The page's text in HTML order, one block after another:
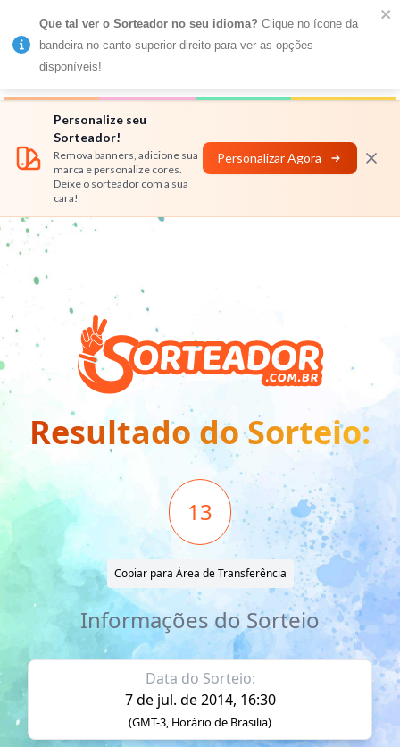
MENU
Números
Personalize seu
Sorteador!
Remova banners, adicione sua
marca e personalize cores.
Deixe o sorteador com a sua
cara!
Personalizar Agora
Resultado do Sorteio:
13
Copiar para Área de Transferência
Informações do Sorteio
Data do Sorteio:
7 de jul. de 2014, 16:30
(GMT-3, Horário de Brasilia)
Que tal ver o Sorteador no seu idioma? Clique no ícone da
bandeira no canto superior direito para ver as opções
disponíveis!